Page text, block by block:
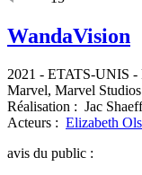
WandaVision
2021 - ETATS-UNIS -
Marvel, Marvel Studios
Réalisation : Jac
Acteurs : Elizabeth
avis du public :